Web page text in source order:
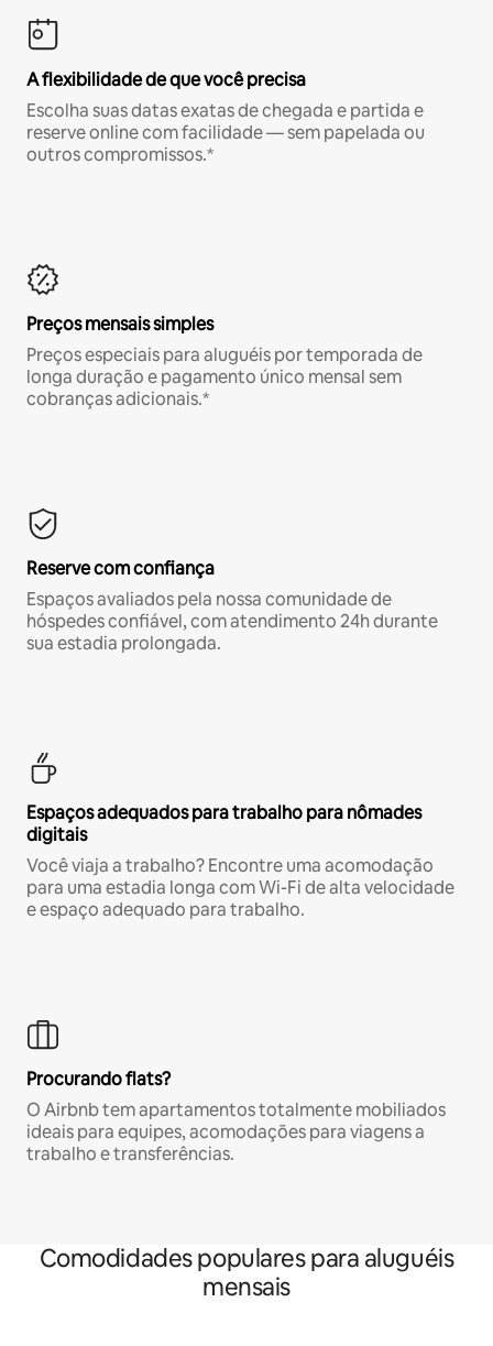
A flexibilidade de que você precisa
Escolha suas datas exatas de chegada e partida e
reserve online com facilidade — sem papelada ou
outros compromissos.*
Preços mensais simples
Preços especiais para aluguéis por temporada de
longa duração e pagamento único mensal sem
cobranças adicionais.*
Reserve com confiança
Espaços avaliados pela nossa comunidade de
hóspedes confiável, com atendimento 24h durante
sua estadia prolongada.
Espaços adequados para trabalho para nômades
digitais
Você viaja a trabalho? Encontre uma acomodação
para uma estadia longa com Wi-Fi de alta velocidade
e espaço adequado para trabalho.
Procurando flats?
O Airbnb tem apartamentos totalmente mobiliados
ideais para equipes, acomodações para viagens a
trabalho e transferências.
Comodidades populares para aluguéis
mensais